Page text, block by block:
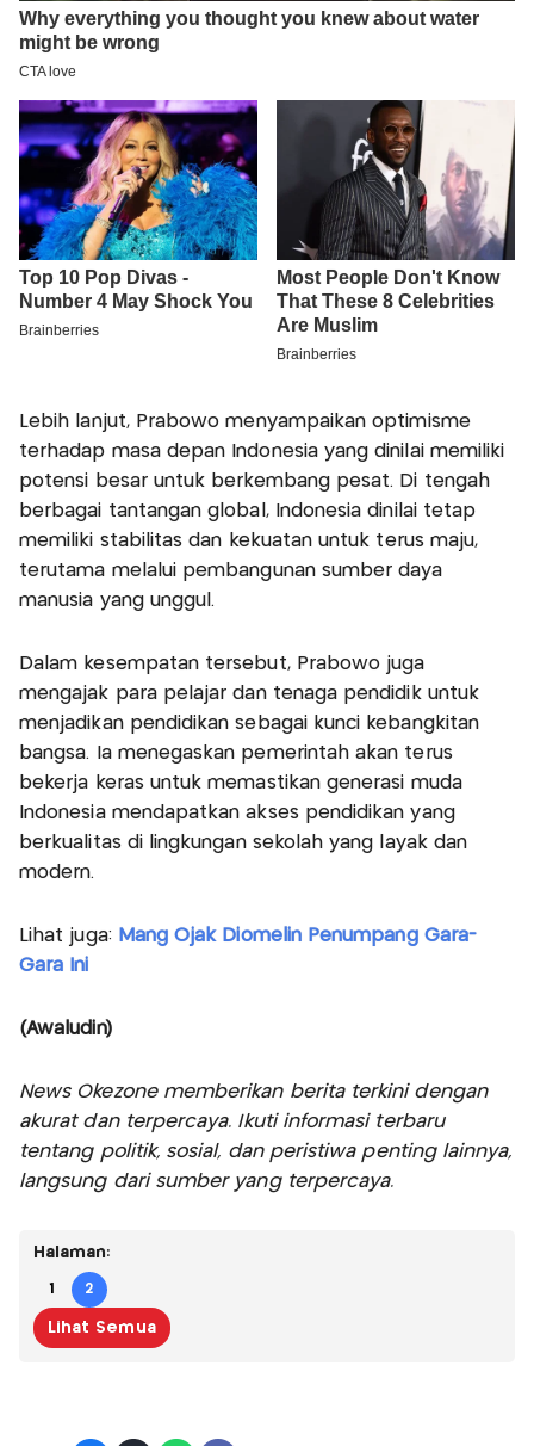
Lebih lanjut, Prabowo menyampaikan optimisme
terhadap masa depan Indonesia yang dinilai memiliki
potensi besar untuk berkembang pesat. Di tengah
berbagai tantangan global, Indonesia dinilai tetap
memiliki stabilitas dan kekuatan untuk terus maju,
terutama melalui pembangunan sumber daya
manusia yang unggul.
Dalam kesempatan tersebut, Prabowo juga
mengajak para pelajar dan tenaga pendidik untuk
menjadikan pendidikan sebagai kunci kebangkitan
bangsa. Ia menegaskan pemerintah akan terus
bekerja keras untuk memastikan generasi muda
Indonesia mendapatkan akses pendidikan yang
berkualitas di lingkungan sekolah yang layak dan
modern.
Lihat juga: Mang Ojak Diomelin Penumpang Gara-
Gara Ini
(Awaludin)
News Okezone memberikan berita terkini dengan
akurat dan terpercaya. Ikuti informasi terbaru
tentang politik, sosial, dan peristiwa penting lainnya,
langsung dari sumber yang terpercaya.
Halaman:
1 2
Lihat Semua